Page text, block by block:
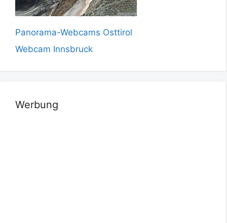
Panorama-Webcams Osttirol
Webcam Innsbruck
Werbung